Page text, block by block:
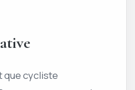
que cycliste